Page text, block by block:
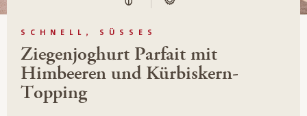
SCHNELL, SÜSSES
Ziegenjoghurt Parfait mit
Himbeeren und Kürbiskern-
Topping